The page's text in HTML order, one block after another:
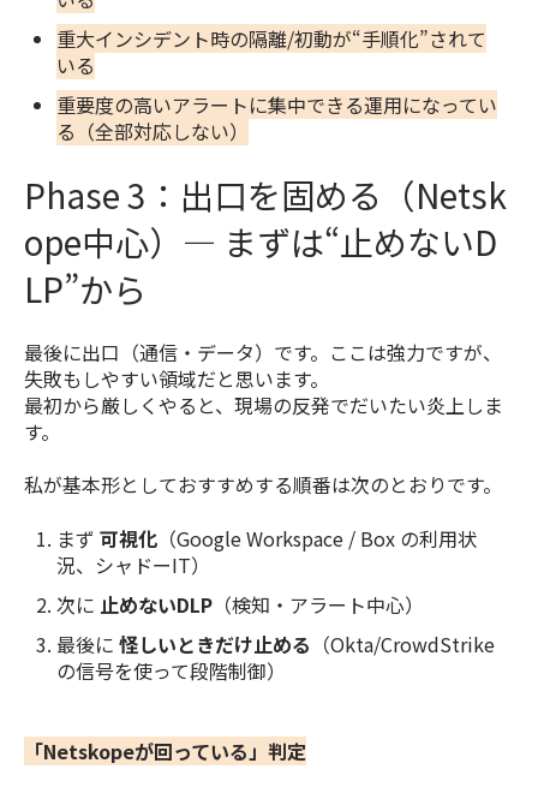
重大インシデント時の隔離/初動が“手順化”されて
いる
重要度の高いアラートに集中できる運用になってい
る（全部対応しない）
Phase 3：出口を固める（Netsk
ope中心）— まずは“止めないD
LP”から
最後に出口（通信・データ）です。ここは強力ですが、
失敗もしやすい領域だと思います。
最初から厳しくやると、現場の反発でだいたい炎上しま
す。
私が基本形としておすすめする順番は次のとおりです。
まず可視化 （Google Workspace / Box の利用状
況、シャドーIT）
次に 止めないDLP （検知・アラート中心）
最後に怪しいときだけ止める （Okta/CrowdStrike
の信号を使って段階制御）
「Netskopeが回っている」判定